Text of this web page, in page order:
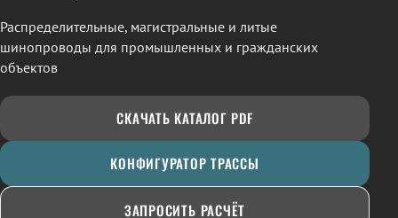
Распределительные, магистральные и литые
шинопроводы для промышленных и гражданских
объектов
СКАЧАТЬ КАТАЛОГ PDF
КОНФИГУРАТОР ТРАССЫ
ЗАПРОСИТЬ РАСЧЁТ